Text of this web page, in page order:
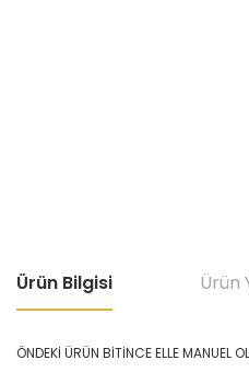
Ürün Bilgisi Ürün
ÖNDEKİ ÜRÜN BİTİNCE ELLE MANUEL